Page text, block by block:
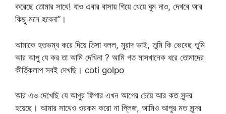
করেছে তোমার সাথে! যাও এবার বাসায় গিয়ে খেয়ে ঘুম দাও, দেখবে আর
কিছু মনে হবেনা”।
আমাকে হতভম্ব করে দিয়ে তিসা বলল, মুরাদ ভাই, তুমি কি ভেবেছ তুমি
আর আপু যে কর তা আমি দেখিনা ? আমি গত মাসখানেক ধরে তোমাদের
কীর্তিকলাপ সবই দেখছি। coti golpo
আর এও দেখেছি যে আপুর ফিগার এখন আগের চেয়ে আর কত সুন্দর
হয়েছে। আমার সাথেও ওরকম করো না প্লিজ, আমিও আপুর মত সুন্দর